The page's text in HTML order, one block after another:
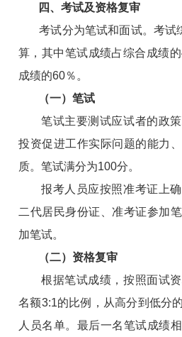
四、考试及资格复审
考试分为笔试和面试。考试
算，其中笔试成绩占综合成绩
成绩的60％。
（一）笔试
笔试主要测试应试者的政
投资促进工作实际问题的能力
质。笔试满分为100分。
报考人员应按照准考证上
二代居民身份证、准考证参加
加笔试。
（二）资格复审
根据笔试成绩，按照面试
名额3:1的比例，从高分到低分
人员名单。最后一名笔试成绩